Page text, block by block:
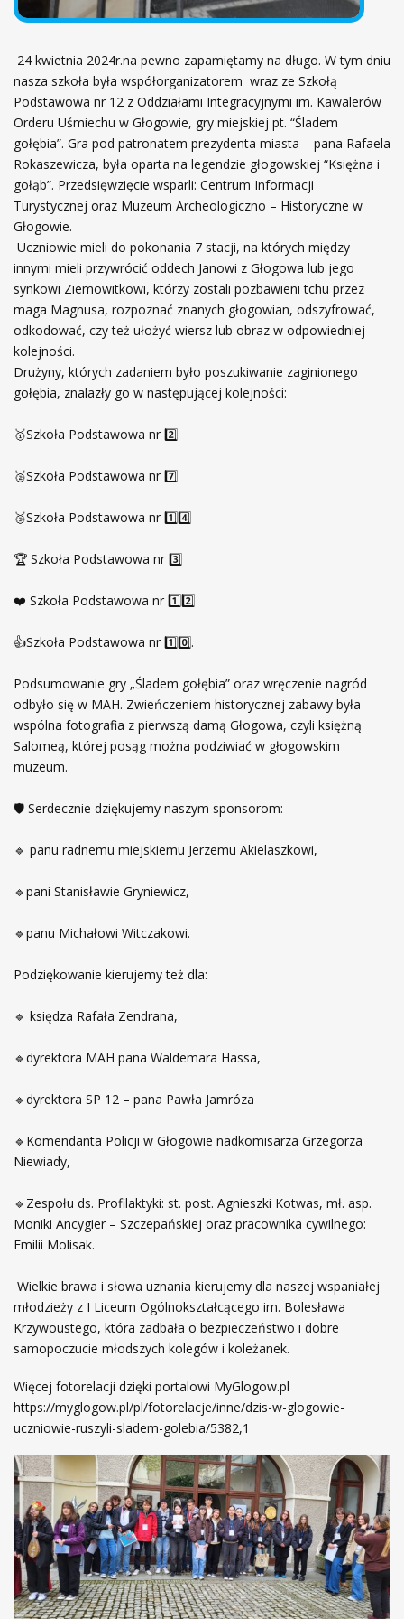
24 kwietnia 2024r.na pewno zapamiętamy na długo. W tym dniu
nasza szkoła była współorganizatorem wraz ze Szkołą
Podstawowa nr 12 z Oddziałami Integracyjnymi im. Kawalerów
Orderu Uśmiechu w Głogowie, gry miejskiej pt. “Śladem
gołębia”. Gra pod patronatem prezydenta miasta – pana Rafaela
Rokaszewicza, była oparta na legendzie głogowskiej “Księżna i
gołąb”. Przedsięwzięcie wsparli: Centrum Informacji
Turystycznej oraz Muzeum Archeologiczno – Historyczne w
Głogowie.
Uczniowie mieli do pokonania 7 stacji, na których między
innymi mieli przywrócić oddech Janowi z Głogowa lub jego
synkowi Ziemowitkowi, którzy zostali pozbawieni tchu przez
maga Magnusa, rozpoznać znanych głogowian, odszyfrować,
odkodować, czy też ułożyć wiersz lub obraz w odpowiedniej
kolejności.
Drużyny, których zadaniem było poszukiwanie zaginionego
gołębia, znalazły go w następującej kolejności:
🥇Szkoła Podstawowa nr 2️⃣
🥈Szkoła Podstawowa nr 7️⃣
🥉Szkoła Podstawowa nr 1️⃣4️⃣
🏆 Szkoła Podstawowa nr 3️⃣
❤️ Szkoła Podstawowa nr 1️⃣2️⃣
👍Szkoła Podstawowa nr 1️⃣0️⃣.
Podsumowanie gry „Śladem gołębia” oraz wręczenie nagród
odbyło się w MAH. Zwieńczeniem historycznej zabawy była
wspólna fotografia z pierwszą damą Głogowa, czyli księżną
Salomeą, której posąg można podziwiać w głogowskim
muzeum.
🛡 Serdecznie dziękujemy naszym sponsorom:
🔹 panu radnemu miejskiemu Jerzemu Akielaszkowi,
🔹pani Stanisławie Gryniewicz,
🔹panu Michałowi Witczakowi.
Podziękowanie kierujemy też dla:
🔹 księdza Rafała Zendrana,
🔹dyrektora MAH pana Waldemara Hassa,
🔹dyrektora SP 12 – pana Pawła Jamróza
🔹Komendanta Policji w Głogowie nadkomisarza Grzegorza
Niewiady,
🔹Zespołu ds. Profilaktyki: st. post. Agnieszki Kotwas, mł. asp.
Moniki Ancygier – Szczepańskiej oraz pracownika cywilnego:
Emilii Molisak.
Wielkie brawa i słowa uznania kierujemy dla naszej wspaniałej
młodzieży z I Liceum Ogólnokształcącego im. Bolesława
Krzywoustego, która zadbała o bezpieczeństwo i dobre
samopoczucie młodszych kolegów i koleżanek.
Więcej fotorelacji dzięki portalowi MyGlogow.pl
https://myglogow.pl/pl/fotorelacje/inne/dzis-w-glogowie-
uczniowie-ruszyli-sladem-golebia/5382,1